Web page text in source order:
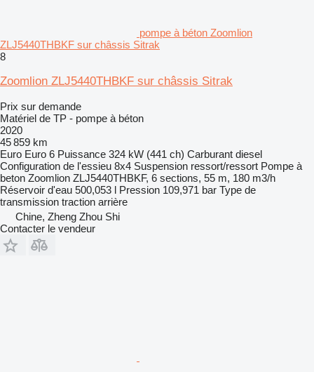
pompe à béton Zoomlion
ZLJ5440THBKF sur châssis Sitrak
8
Zoomlion ZLJ5440THBKF sur châssis Sitrak
Prix sur demande
Matériel de TP - pompe à béton
2020
45 859 km
Euro Euro 6 Puissance 324 kW (441 ch) Carburant diesel
Configuration de l'essieu 8x4 Suspension ressort/ressort Pompe à
beton Zoomlion ZLJ5440THBKF, 6 sections, 55 m, 180 m3/h
Réservoir d'eau 500,053 l Pression 109,971 bar Type de
transmission traction arrière
Chine, Zheng Zhou Shi
Contacter le vendeur